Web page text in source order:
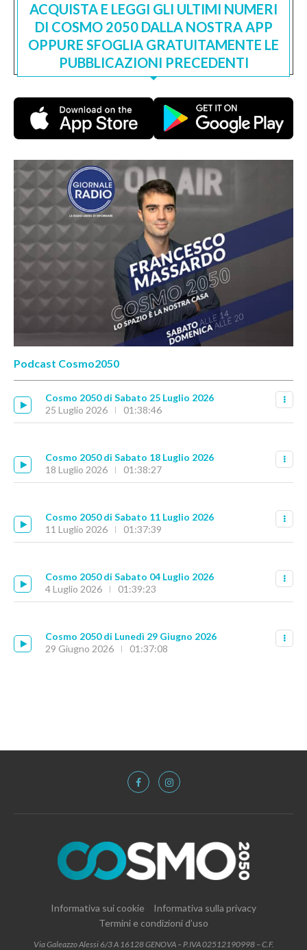
ACQUISTA E LEGGI GLI ULTIMI NUMERI
DI COSMO 2050 DALLA NOSTRA APP
OPPURE SFOGLIA GRATUITAMENTE LE
PUBBLICAZIONI PRECEDENTI
Podcast Cosmo2050
Cosmo 2050 di Sabato 25 Luglio 2026
25 Luglio 2026
01:38:46
Cosmo 2050 di Sabato 18 Luglio 2026
18 Luglio 2026
01:38:27
Cosmo 2050 di Sabato 11 Luglio 2026
11 Luglio 2026
01:37:39
Cosmo 2050 di Sabato 04 Luglio 2026
4 Luglio 2026
01:39:23
Cosmo 2050 di Lunedì 29 Giugno 2026
29 Giugno 2026
01:37:08
Informativa sui cookie
Informativa sulla privacy
Termini e condizioni d’uso
Via Galeazzo Alessi 6/3 A 16128 GENOVA – P.IVA 02512190998 – C.F.